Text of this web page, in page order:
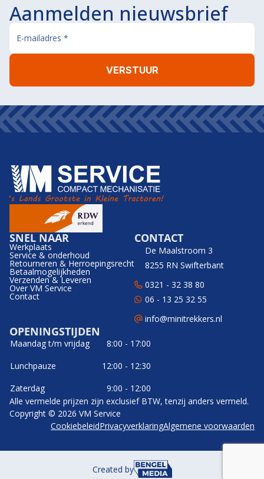
Aanmelden nieuwsbrief
SNEL NAAR
Werkplaats
Service & onderhoud
Retourneren & Herroepingsrecht
Betaalmogelijkheden
Verzenden & Leveren
Over VM Service
Contact
CONTACT
De Maalstroom 3
8255 RN Swifterbant
0321 - 32 38 80
06 - 13 25 32 55
info@minitrekkers.nl
OPENINGSTIJDEN
Maandag t/m vrijdag
8:00 - 17:00
Lunchpauze
12:00 - 12:30
Zaterdag
9:00 - 12:00
Alle vermelde prijzen zijn exclusief BTW, tenzij anders vermeld.
Copyright © 2026 VM Service
CookiebeleidPrivacyverklaringAlgemene voorwaarden
Created by